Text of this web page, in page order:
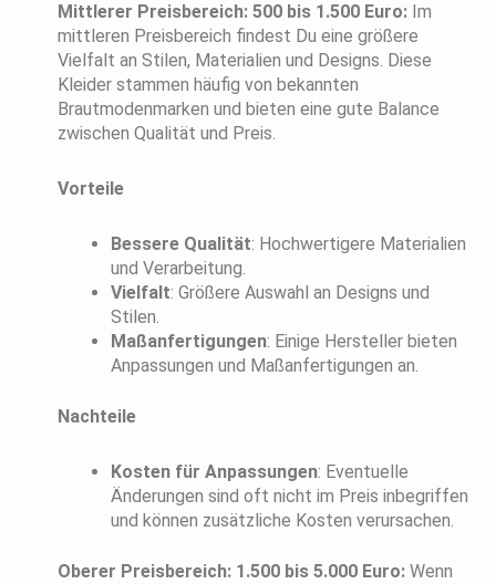
Mittlerer Preisbereich: 500 bis 1.500 Euro: Im
mittleren Preisbereich findest Du eine größere
Vielfalt an Stilen, Materialien und Designs. Diese
Kleider stammen häufig von bekannten
Brautmodenmarken und bieten eine gute Balance
zwischen Qualität und Preis.
Vorteile
Bessere Qualität: Hochwertigere Materialien
und Verarbeitung.
Vielfalt: Größere Auswahl an Designs und
Stilen.
Maßanfertigungen: Einige Hersteller bieten
Anpassungen und Maßanfertigungen an.
Nachteile
Kosten für Anpassungen: Eventuelle
Änderungen sind oft nicht im Preis inbegriffen
und können zusätzliche Kosten verursachen.
Oberer Preisbereich: 1.500 bis 5.000 Euro: Wenn